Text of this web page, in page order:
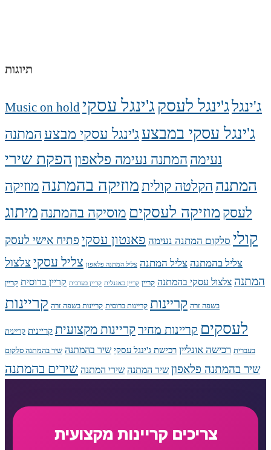
תיוגות
Music on hold ג'ינגלג'ינגל לעסקג'ינגל עסקי
ג'ינגל עסקי במבצעג'ינגל עסקי מבצעהמתנה
נעימה המתנה נעימה פלאפון הפקת שירי
המתנה הקלטה קוליתמוזיקה בהמתנה מוזיקה
לעסק מוזיקה לעסקים מוסיקה בהמתנה מיתוג
קולי סלקום המתנה נעימה פאנטון עסקי פתיח אישי לעסק
צליל בהמתנה צליל המתנה צליל המתנה פלאפון צליל עסקיצלצול
המתנה צלצול עסקי בהמתנה קריין קריין באנגלית קריין בערבית קריין ברוסית קריין
בשפה זרה קריינות קריינות ברוסית קריינות בשפה זרה קריינות
לעסקים קריינות מחירקריינות מקצועית קריינית קריינית
בעברית רכישה אונליין רכישת ג'ינגל עסקי שיר בהמתנה שיר בהמתנה סלקום
שיר בהמתנה פלאפון שיר המתנה שירי המתנה שירים בהמתנה
צריכים קריינות מקצועית